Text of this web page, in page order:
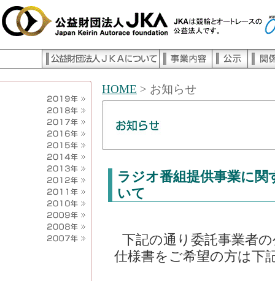
HOME > お知らせ
ラジオ番組提供事業に
いて
下記の通り委託事業者
仕様書をご希望の方は下